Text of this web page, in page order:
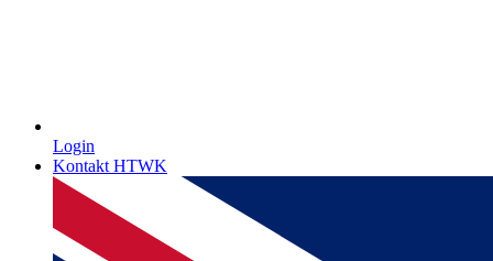
Login
Kontakt HTWK